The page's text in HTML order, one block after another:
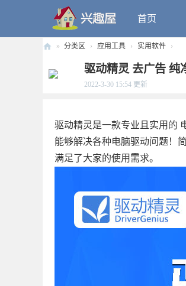
首页
趣
» 分类区 › 应用工具 › 实用软件 ›
驱动精灵 去广告 纯
2022-3-30 15:54 更新
驱动精灵是一款专业且实用的
能够解决各种电脑驱动问题！
满足了大家的使用需求。